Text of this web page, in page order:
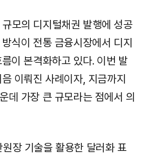
모의 디지털채권 발행에 성공
식이 전통 금융시장에서 디지
이 본격화하고 있다. 이번 발
이뤄진 사례이자, 지금까지
데 가장 큰 규모라는 점에서 의
장 기술을 활용한 달러화 표